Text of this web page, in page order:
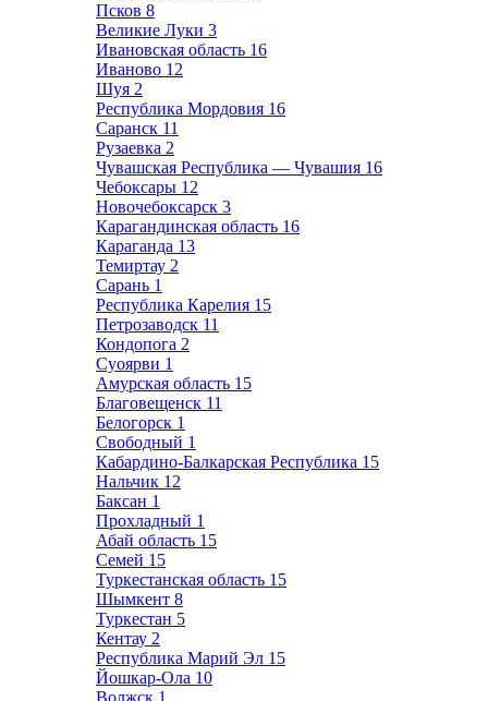
Псков 8
Великие Луки 3
Ивановская область 16
Иваново 12
Шуя 2
Республика Мордовия 16
Саранск 11
Рузаевка 2
Чувашская Республика — Чувашия 16
Чебоксары 12
Новочебоксарск 3
Карагандинская область 16
Караганда 13
Темиртау 2
Сарань 1
Республика Карелия 15
Петрозаводск 11
Кондопога 2
Суоярви 1
Амурская область 15
Благовещенск 11
Белогорск 1
Свободный 1
Кабардино-Балкарская Республика 15
Нальчик 12
Баксан 1
Прохладный 1
Абай область 15
Семей 15
Туркестанская область 15
Шымкент 8
Туркестан 5
Кентау 2
Республика Марий Эл 15
Йошкар-Ола 10
Волжск 1